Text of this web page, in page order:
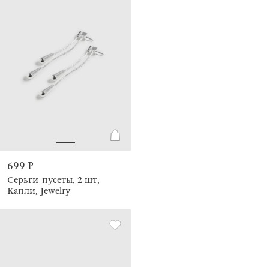
699 ₽
Серьги-пусеты, 2 шт,
Капли, Jewelry